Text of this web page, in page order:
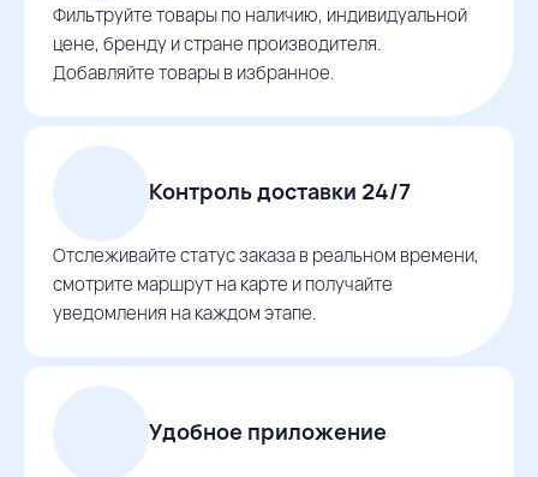
Фильтруйте товары по наличию, индивидуальной
цене, бренду и стране производителя.
Добавляйте товары в избранное.
Контроль доставки 24/7
Отслеживайте статус заказа в реальном времени,
смотрите маршрут на карте и получайте
уведомления на каждом этапе.
Удобное приложение